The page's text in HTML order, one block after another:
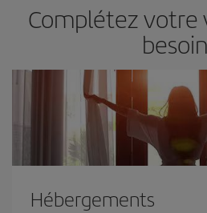
Complétez votre
Hébergements